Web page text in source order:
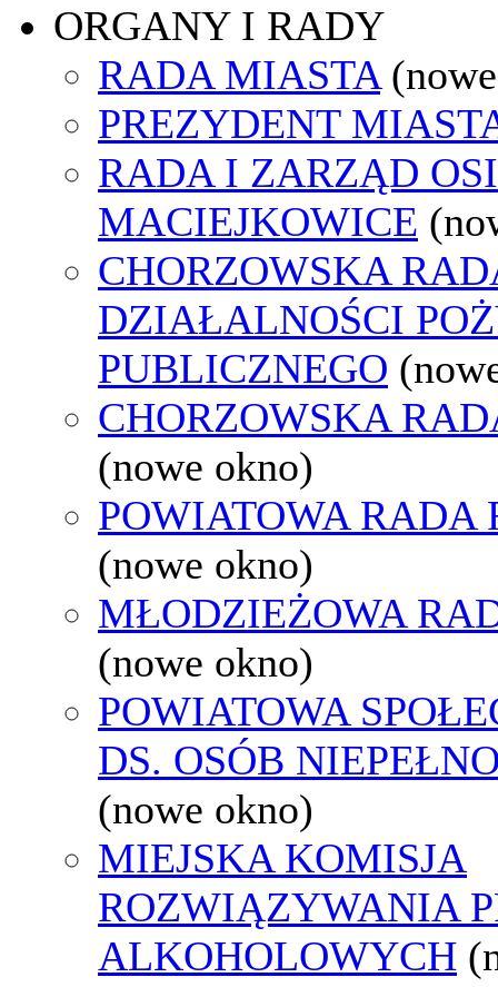
ORGANY I RADY
RADA MIASTA
PREZYDENT
RADA I ZARZĄD
MACIEJKOWICE
CHORZOWSKA
DZIAŁALNOŚCI
PUBLICZNEGO
CHORZOWSKA
(nowe okno)
POWIATOWA RADA
(nowe okno)
MŁODZIEŻOWA
(nowe okno)
POWIATOWA
DS. OSÓB
(nowe okno)
MIEJSKA KOMISJA
ROZWIĄZYWANIA
ALKOHOLOWYCH